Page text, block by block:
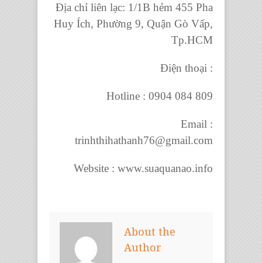
Địa chỉ liên lạc: 1/1B hẻm 455 Pha
Huy Ích, Phường 9, Quận Gò Vấp,
Tp.HCM
Điện thoại :
Hotline : 0904 084 809
Email :
trinhthihathanh76@gmail.com
Website : www.suaquanao.info
About the
Author